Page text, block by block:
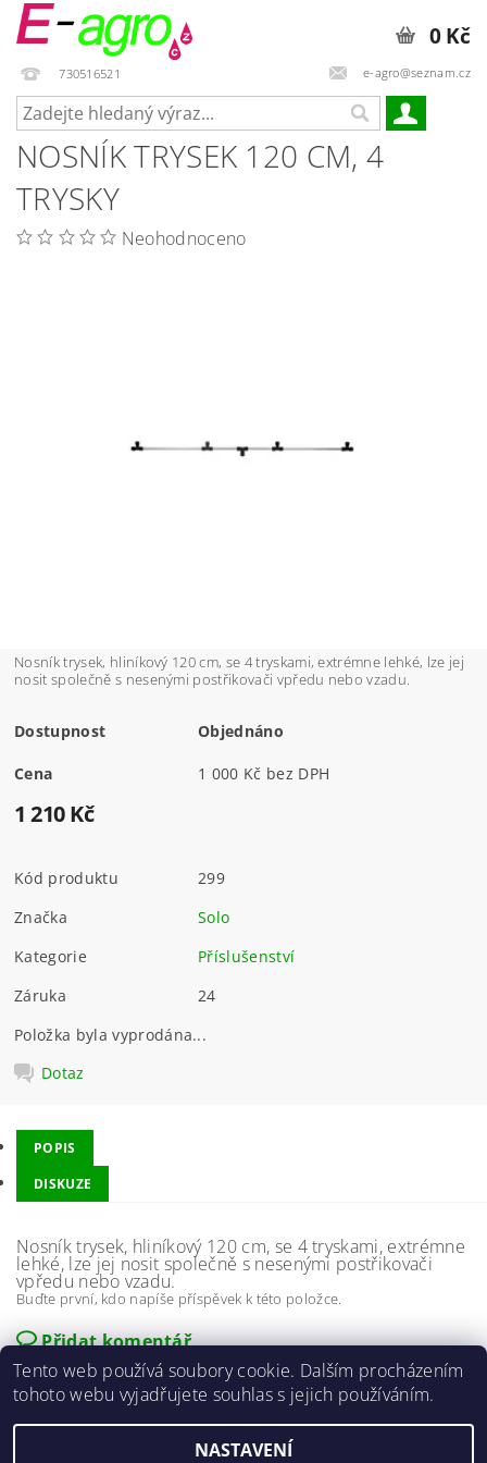
730516521 e-agro@seznam.cz
0 Kč
NOSNÍK TRYSEK 120 CM, 4
TRYSKY
Neohodnoceno
Nosník trysek, hliníkový 120 cm, se 4 tryskami, extrémne lehké, lze jej
nosit společně s nesenými postřikovači vpředu nebo vzadu.
Dostupnost Objednáno
Cena 1 000 Kč bez DPH
1 210 Kč
Kód produktu
299
Značka
Solo
Kategorie
Příslušenství
Záruka
24
Položka byla vyprodána...
Dotaz
POPIS
DISKUZE
Nosník trysek, hliníkový 120 cm, se 4 tryskami, extrémne
lehké, lze jej nosit společně s nesenými postřikovači
vpředu nebo vzadu.
Buďte první, kdo napíše příspěvek k této položce.
Přidat komentář
Tento web používá soubory cookie. Dalším procházením
tohoto webu vyjadřujete souhlas s jejich používáním.
NASTAVENÍ